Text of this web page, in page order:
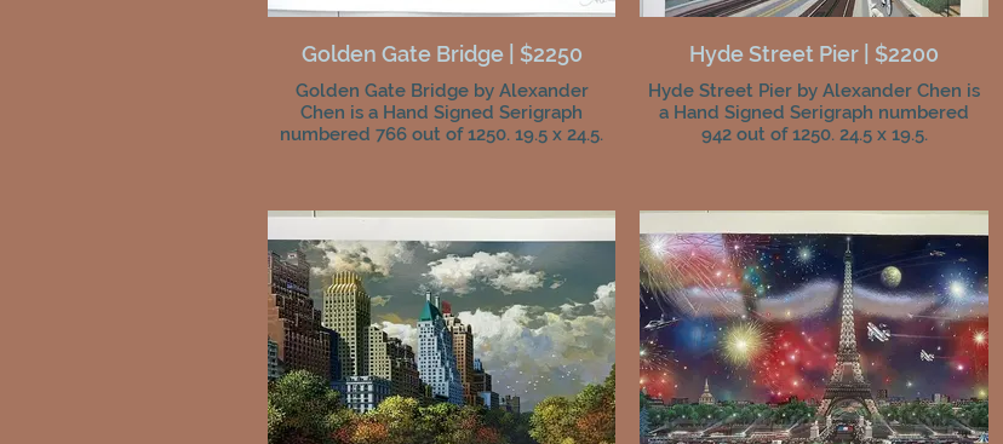
Golden Gate Bridge | $2250
Golden Gate Bridge by Alexander
Chen is a Hand Signed Serigraph
numbered 766 out of 1250. 19.5 x 24.5.
Hyde Street Pier | $2200
Hyde Street Pier by Alexander Chen is
a Hand Signed Serigraph numbered
942 out of 1250. 24.5 x 19.5.